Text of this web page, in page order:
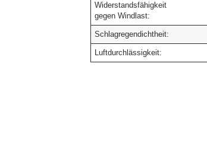
Widerstandsfähigkeit
gegen Windlast:
Schlagregendichtheit:
Luftdurchlässigkeit: